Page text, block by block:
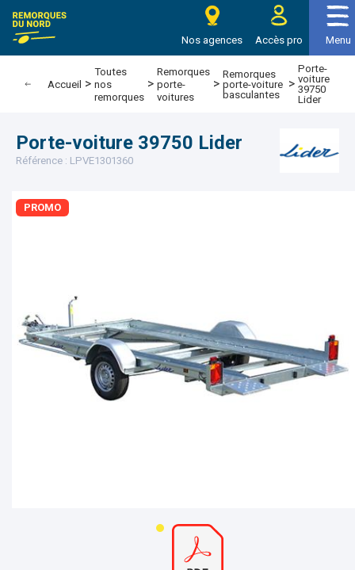
Remorques du nord
Nos agences Accès pro Menu
Accueil >
Toutes
nos
remorques
>
Remorques
porte-
voitures
>
Remorques
porte-voiture
basculantes
>
Porte-
voiture
39750
Lider
PROMO
Porte-voiture 39750 Lider
Référence : LPVE1301360